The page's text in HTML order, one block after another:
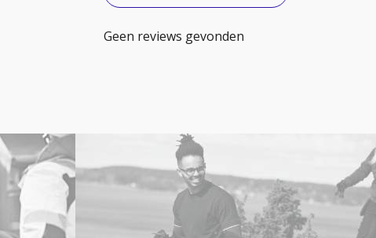
Geen reviews gevonden